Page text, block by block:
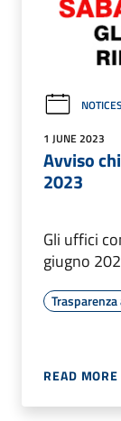
NOTICES
1 JUNE 2023
Avviso
2023
Gli uffici
giugno
READ MORE